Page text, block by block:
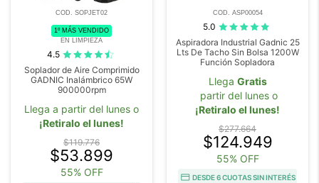
COD. SOPJET02
1º MÁS VENDIDO
EN LIMPIEZA
4.5
Soplador de Aire Comprimido
GADNIC Inalámbrico 65W
900000rpm
Llega a partir del lunes o
¡Retiralo el lunes!
$119.776
$53.899
55% OFF
COD. ASP00054
5.0
Aspiradora Industrial Gadnic 25
Lts De Tacho Sin Bolsa 1200W
Función Sopladora
Llega Gratis
partir del lunes o
¡Retiralo el lunes!
$277.664
$124.949
55% OFF
DESDE 6 CUOTAS SIN INTERÉS